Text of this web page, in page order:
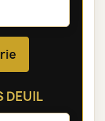
DEUIL